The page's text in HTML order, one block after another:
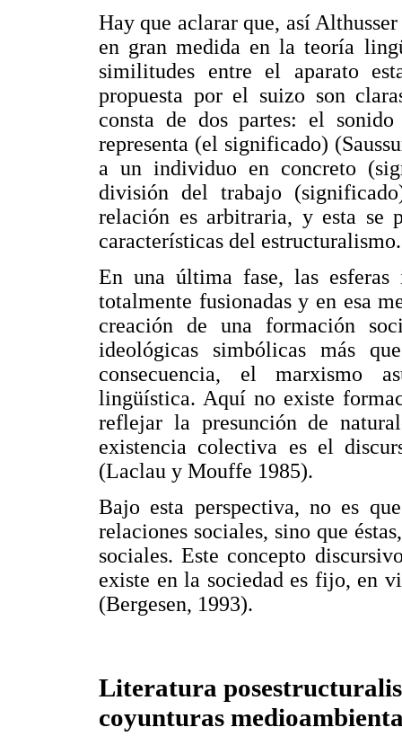
Hay que aclarar que, así
en gran medida en la teoría
similitudes entre el aparato
propuesta por el suizo son
consta de dos partes: el
representa (el significado)
a un individuo en concreto
división del trabajo
relación es arbitraria, y esta se
características del estructuralismo.
En una última fase, las
totalmente fusionadas y en esa
creación de una formación
ideológicas simbólicas más
consecuencia, el marxismo
lingüística. Aquí no existe
reflejar la presunción de
existencia colectiva es el
(Laclau y Mouffe 1985).
Bajo esta perspectiva, no es
relaciones sociales, sino que
sociales. Este concepto
existe en la sociedad es fijo, en
(Bergesen, 1993).
Literatura
coyunturas